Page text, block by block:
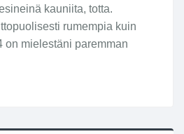
kauniita, totta.
rumempia kuin
on mielestäni paremman